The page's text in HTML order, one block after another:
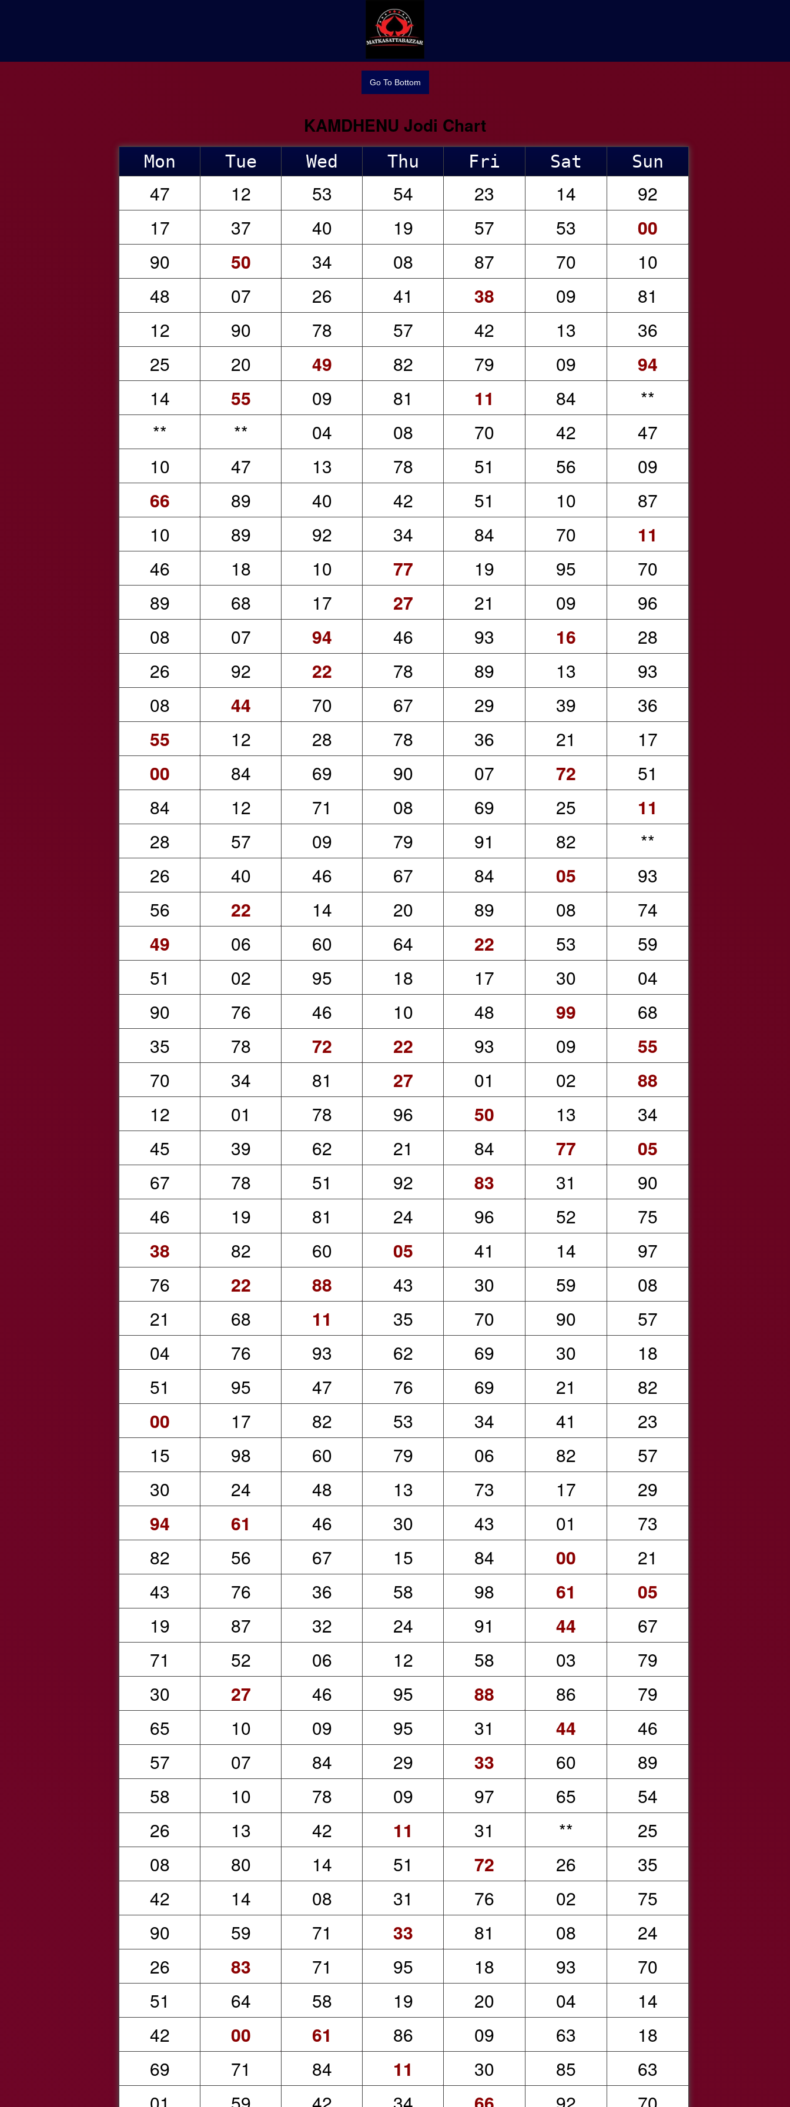
Go To Bottom
KAMDHENU Jodi Chart
Mon Tue Wed Thu Fri Sat Sun
47 12 53 54 23 14
92
17
37 40 19 57 53
00
90
50 34 08 87 70
10
48
07 26 41 38 09
81
12
90 78 57 42 13
36
25
20 49 82 79 09
94
14
55 09 81 11 84
**
**
** 04 08 70 42
47
10
47 13 78 51 56
09
66
89 40 42 51 10
87
10
89 92 34 84 70
11
46
18 10 77 19 95
70
89
68 17 27 21 09
96
08
07 94 46 93 16
28
26
92 22 78 89 13
93
08
44 70 67 29 39
36
55
12 28 78 36 21
17
00
84 69 90 07 72
51
84
12 71 08 69 25
11
28
57 09 79 91 82
**
26
40 46 67 84 05
93
56
22 14 20 89 08
74
49
06 60 64 22 53
59
51
02 95 18 17 30
04
90
76 46 10 48 99
68
35
78 72 22 93 09
55
70
34 81 27 01 02
88
12
01 78 96 50 13
34
45
39 62 21 84 77
05
67
78 51 92 83 31
90
46
19 81 24 96 52
75
38
82 60 05 41 14
97
76
22 88 43 30 59
08
21
68 11 35 70 90
57
04
76 93 62 69 30
18
51
95 47 76 69 21
82
00
17 82 53 34 41
23
15
98 60 79 06 82
57
30
24 48 13 73 17
29
94
61 46 30 43 01
73
82
56 67 15 84 00
21
43
76 36 58 98 61
05
19
87 32 24 91 44
67
71
52 06 12 58 03
79
30
27 46 95 88 86
79
65
10 09 95 31 44
46
57
07 84 29 33 60
89
58
10 78 09 97 65
54
26
13 42 11 31 **
25
08
80 14 51 72 26
35
42
14 08 31 76 02
75
90
59 71 33 81 08
24
26
83 71 95 18 93
70
51
64 58 19 20 04
14
42
00 61 86 09 63
18
69
71 84 11 30 85
63